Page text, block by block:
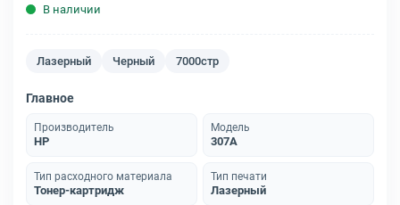
В наличии
Лазерный Черный 7000стр
Главное
Производитель
HP
Модель
307A
Тип расходного материала
Тонер-картридж
Тип печати
Лазерный